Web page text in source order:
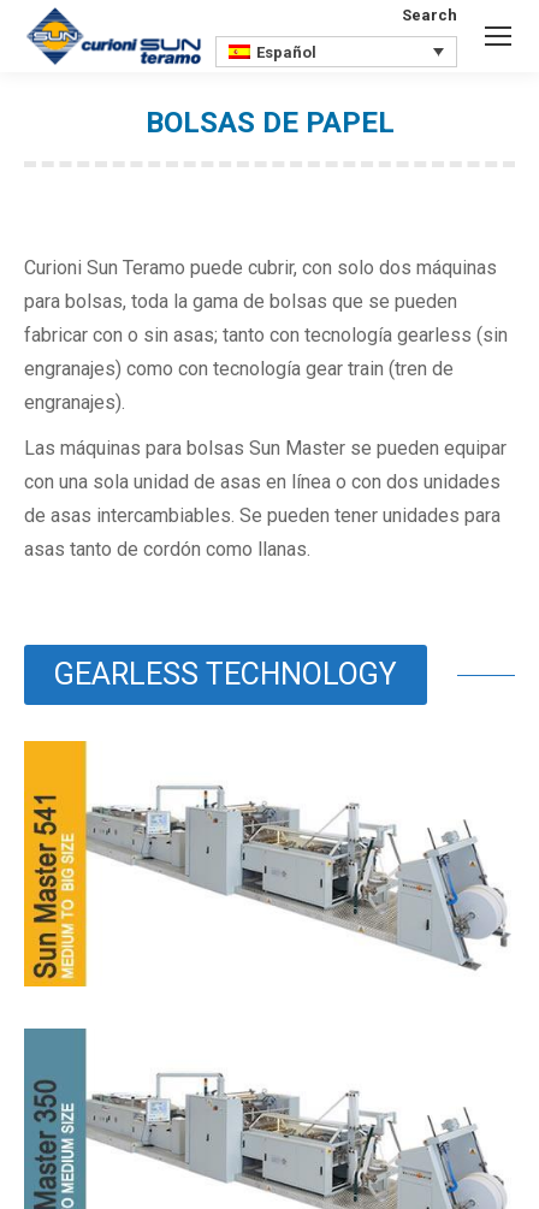
Buscar:
Search
Español
BOLSAS DE PAPEL
Curioni Sun Teramo puede cubrir, con solo dos máquinas
para bolsas, toda la gama de bolsas que se pueden
fabricar con o sin asas; tanto con tecnología gearless (sin
engranajes) como con tecnología gear train (tren de
engranajes).
Las máquinas para bolsas Sun Master se pueden equipar
con una sola unidad de asas en línea o con dos unidades
de asas intercambiables. Se pueden tener unidades para
asas tanto de cordón como llanas.
GEARLESS TECHNOLOGY